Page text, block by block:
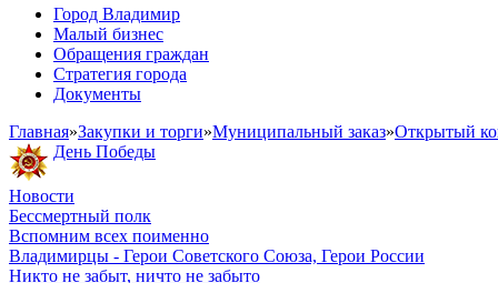
Город Владимир
Малый бизнес
Обращения граждан
Стратегия города
Документы
Главная»Закупки и торги»Муниципальный заказ»Открытый
День Победы
Новости
Бессмертный полк
Вспомним всех поименно
Владимирцы - Герои Советского Союза, Герои России
Никто не забыт, ничто не забыто